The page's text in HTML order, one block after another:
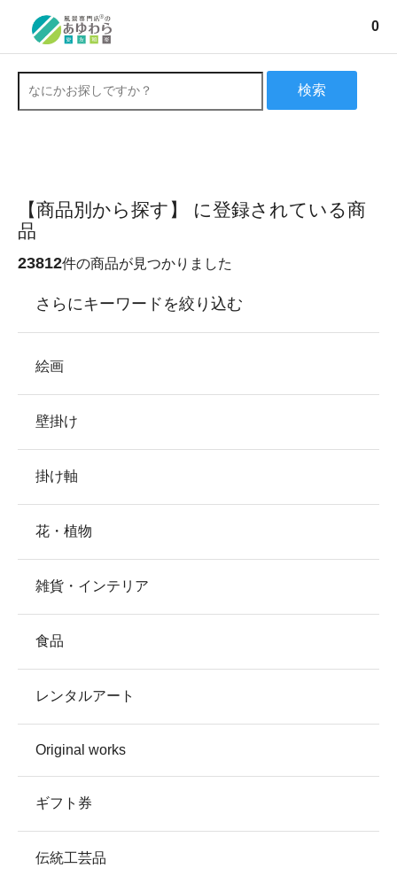
0
検索
【商品別から探す】 に登録されている商
品
23812件の商品が見つかりました
さらにキーワードを絞り込む
絵画
壁掛け
掛け軸
花・植物
雑貨・インテリア
食品
レンタルアート
Original works
ギフト券
伝統工芸品